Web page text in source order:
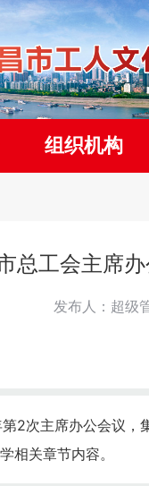
组织机构
总工会主席
发布人：超级
2次主席办公会议，
相关章节内容。